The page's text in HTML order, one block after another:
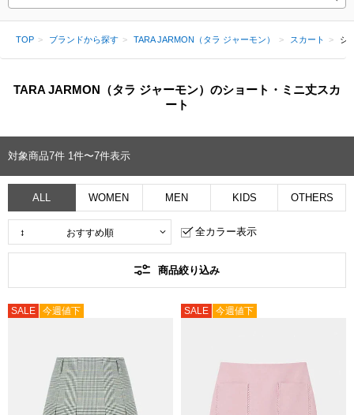
TOP ブランドから探す TARA JARMON（タラ ジャーモン） スカート シ
TARA JARMON（タラ ジャーモン）のショート・ミニ丈スカ
ート
対象商品7件 1件〜7件表示
ALL WOMEN MEN KIDS OTHERS
全カラー表示
商品絞り込み
SALE 今週値下 SALE 今週値下